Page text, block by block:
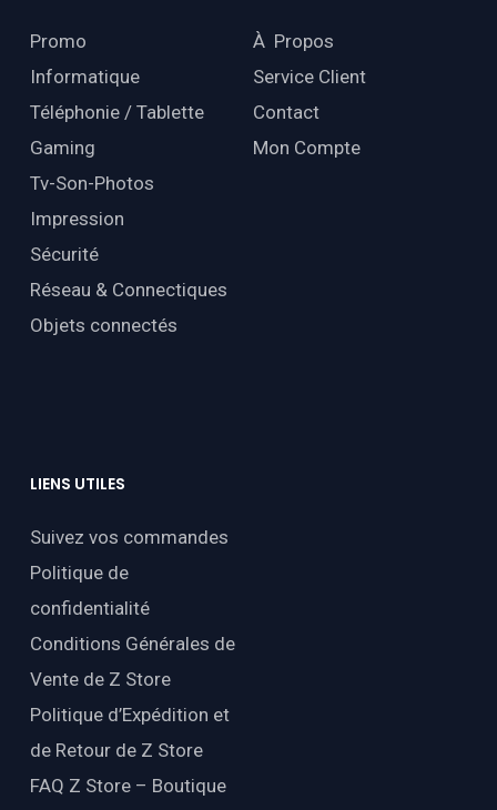
Promo
Informatique
Téléphonie / Tablette
Gaming
Tv-Son-Photos
Impression
Sécurité
Réseau & Connectiques
Objets connectés
À Propos
Service Client
Contact
Mon Compte
LIENS UTILES
Suivez vos commandes
Politique de
confidentialité
Conditions Générales de
Vente de Z Store
Politique d’Expédition et
de Retour de Z Store
FAQ Z Store – Boutique